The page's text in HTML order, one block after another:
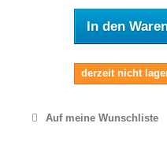
In den
derzeit nicht
Auf meine Wunschliste